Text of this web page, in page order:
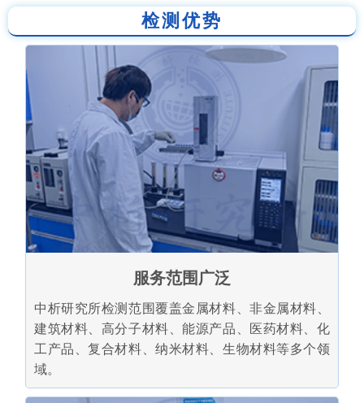
检测优势
服务范围广泛
中析研究所检测范围覆盖金属材料、非金属材料、
建筑材料、高分子材料、能源产品、医药材料、化
工产品、复合材料、纳米材料、生物材料等多个领
域。